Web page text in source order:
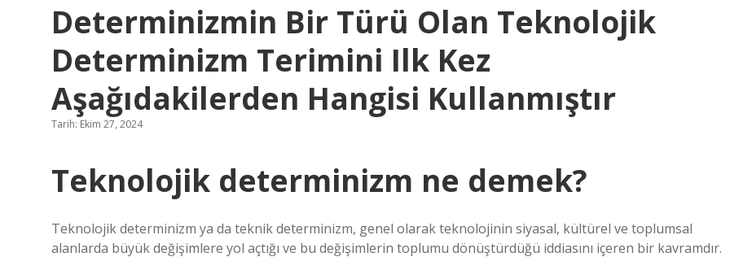
Determinizmin Bir Türü Olan Teknolojik
Determinizm Terimini Ilk Kez
Aşağıdakilerden Hangisi Kullanmıştır
Tarih: Ekim 27, 2024
Teknolojik determinizm ne demek?
Teknolojik determinizm ya da teknik determinizm, genel olarak teknolojinin siyasal, kültürel ve toplumsal
alanlarda büyük değişimlere yol açtığı ve bu değişimlerin toplumu dönüştürdüğü iddiasını içeren bir kavramdır.